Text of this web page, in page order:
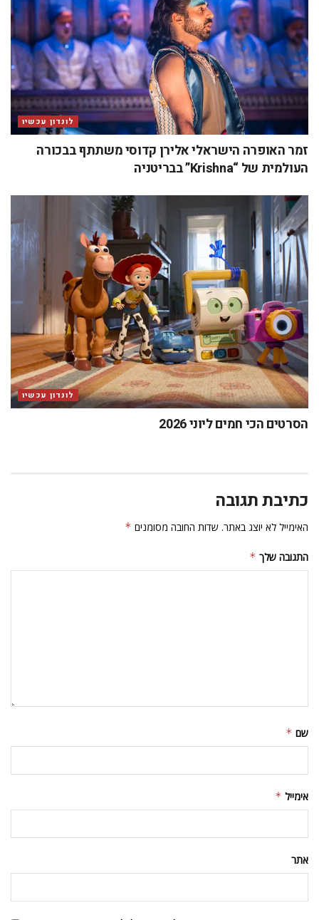
לונדון עכשיו
זמר האופרה הישראלי אלירן קדוסי משתתף בבכורה
העולמית של “Krishna” בבריטניה
לונדון עכשיו
הסרטים הכי חמים ליוני 2026
כתיבת תגובה
האימייל לא יוצג באתר. שדות החובה מסומנים *
התגובה שלך *
שם *
אימייל *
אתר